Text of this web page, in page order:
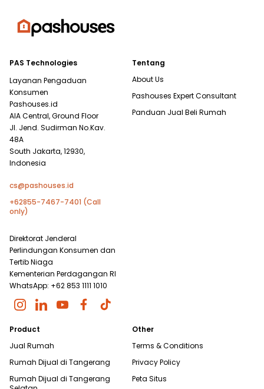
PAS Technologies
Layanan Pengaduan
Konsumen
Pashouses.id
AIA Central, Ground Floor
Jl. Jend. Sudirman No.Kav.
48A
South Jakarta, 12930,
Indonesia
cs@pashouses.id
+62855-7467-7401 (Call
only)
Direktorat Jenderal
Perlindungan Konsumen dan
Tertib Niaga
Kementerian Perdagangan RI
WhatsApp: +62 853 1111 1010
Tentang
About Us
Pashouses Expert Consultant
Panduan Jual Beli Rumah
Product
Jual Rumah
Rumah Dijual di Tangerang
Rumah Dijual di Tangerang
Other
Terms & Conditions
Privacy Policy
Peta Situs